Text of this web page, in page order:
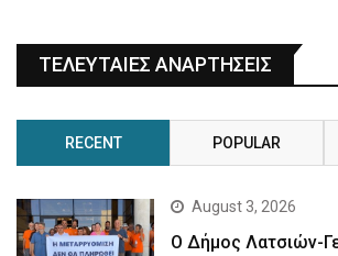
ΤΕΛΕΥΤΑΙΕΣ ΑΝΑΡΤΗΣΕΙΣ
RECENT POPULAR
August 3, 2026
Ο Δήμος Λατσιών-